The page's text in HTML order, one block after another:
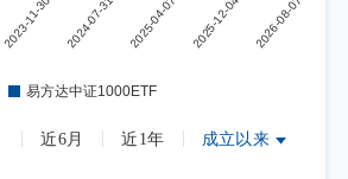
近6月 近1年 成立以来